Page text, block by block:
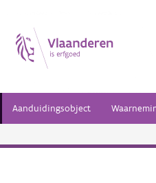
Aanduidingsobject